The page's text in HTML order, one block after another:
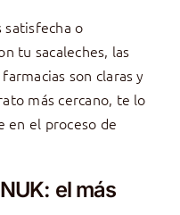
satisfecha o
tu sacaleches, las
son claras y
más cercano, te lo
en el proceso de
el más